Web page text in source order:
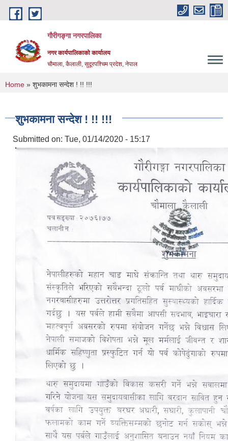
Skip to main content
गौरीगङ्गा नगरपालिका
नगर कार्यपालिकाको कार्यालय
चौमाला, कैलाली, सुदूरपश्चिम प्रदेश, नेपाल
You are here
Home » शुभकामना सन्देश ! !! !!!
शुभकामना सन्देश ! !! !!!
Submitted on: Tue, 01/14/2020 - 15:17